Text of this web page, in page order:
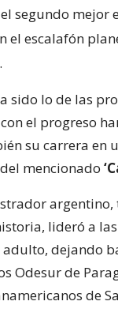
segundo mejor
el escalafón
.
sido lo de las
el progreso
su carrera en
mencionado
lideró a
dejando
Odesur de
de